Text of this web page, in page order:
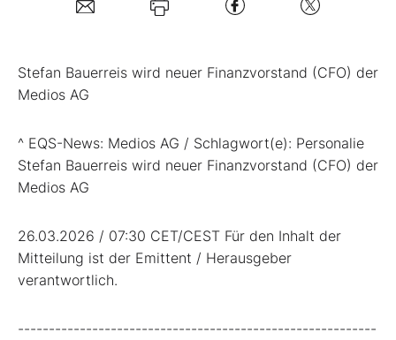
Stefan Bauerreis wird neuer Finanzvorstand (CFO) der
Medios AG
^ EQS-News: Medios AG / Schlagwort(e): Personalie
Stefan Bauerreis wird neuer Finanzvorstand (CFO) der
Medios AG
26.03.2026 / 07:30 CET/CEST Für den Inhalt der
Mitteilung ist der Emittent / Herausgeber
verantwortlich.
----------------------------------------------------------